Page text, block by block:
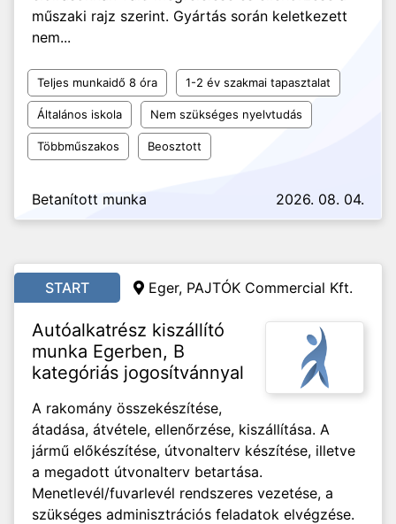
műszaki rajz szerint. Gyártás során keletkezett
nem...
Teljes munkaidő 8 óra 1-2 év szakmai tapasztalat
Általános iskola Nem szükséges nyelvtudás
Többműszakos Beosztott
Betanított munka 2026. 08. 04.
START Eger, PAJTÓK Commercial Kft.
Autóalkatrész kiszállító
munka Egerben, B
kategóriás jogosítvánnyal
A rakomány összekészítése,
átadása, átvétele, ellenőrzése, kiszállítása. A
jármű előkészítése, útvonalterv készítése, illetve
a megadott útvonalterv betartása.
Menetlevél/fuvarlevél rendszeres vezetése, a
szükséges adminisztrációs feladatok elvégzése.